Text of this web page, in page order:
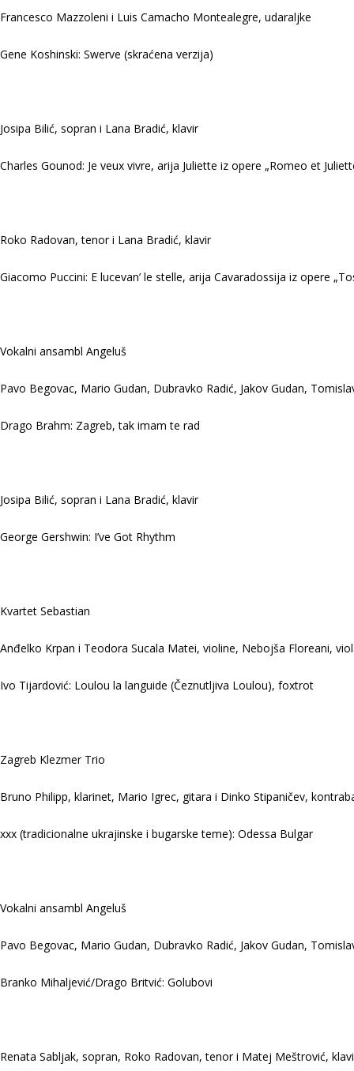
Francesco Mazzoleni i Luis Camacho Montealegre, udaraljke
Gene Koshinski: Swerve (skraćena verzija)
Josipa Bilić, sopran i Lana Bradić, klavir
Charles Gounod: Je veux vivre, arija Juliette iz opere „Romeo et
Roko Radovan, tenor i Lana Bradić, klavir
Giacomo Puccini: E lucevan’ le stelle, arija Cavaradossija iz opere
Vokalni ansambl Angeluš
Pavo Begovac, Mario Gudan, Dubravko Radić, Jakov Gudan,
Drago Brahm: Zagreb, tak imam te rad
Josipa Bilić, sopran i Lana Bradić, klavir
George Gershwin: I’ve Got Rhythm
Kvartet Sebastian
Anđelko Krpan i Teodora Sucala Matei, violine, Nebojša Floreani,
Ivo Tijardović: Loulou la languide (Čeznutljiva Loulou), foxtrot
Zagreb Klezmer Trio
Bruno Philipp, klarinet, Mario Igrec, gitara i Dinko Stipaničev,
xxx (tradicionalne ukrajinske i bugarske teme): Odessa Bulgar
Vokalni ansambl Angeluš
Pavo Begovac, Mario Gudan, Dubravko Radić, Jakov Gudan,
Branko Mihaljević/Drago Britvić: Golubovi
Renata Sabljak, sopran, Roko Radovan, tenor i Matej Meštrović,